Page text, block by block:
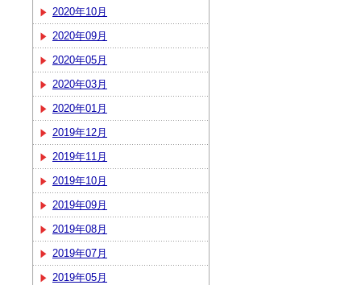
2020年10月
2020年09月
2020年05月
2020年03月
2020年01月
2019年12月
2019年11月
2019年10月
2019年09月
2019年08月
2019年07月
2019年05月